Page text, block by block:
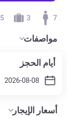
7
3
5
مواصفات
أيام الحجز
أسعار الإيجار